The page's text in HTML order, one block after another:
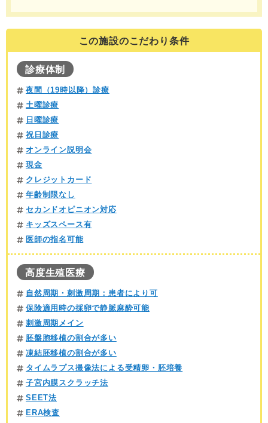
この施設のこだわり条件
診療体制
夜間（19時以降）診療
土曜診療
日曜診療
祝日診療
オンライン説明会
現金
クレジットカード
年齢制限なし
セカンドオピニオン対応
キッズスペース有
医師の指名可能
高度生殖医療
自然周期・刺激周期：患者により可
保険適用時の採卵で静脈麻酔可能
刺激周期メイン
胚盤胞移植の割合が多い
凍結胚移植の割合が多い
タイムラプス撮像法による受精卵・胚培養
子宮内膜スクラッチ法
SEET法
ERA検査